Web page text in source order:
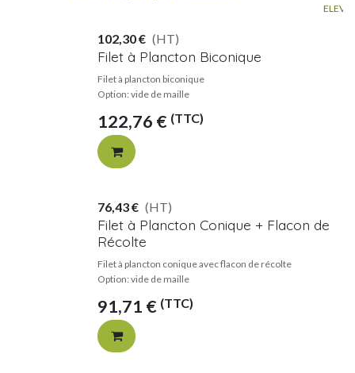
Filet à Plancton Biconique
Filet à plancton biconique
Option: vide de maille
122,76 € (TTC)
102,30€ (HT)
Filet à Plancton Conique + Flacon de
Récolte
Filet à plancton conique avec flacon de récolte
Option: vide de maille
91,71 € (TTC)
76,43€ (HT)